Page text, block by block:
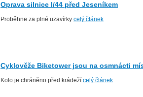
Oprava silnice I/44 před Jeseníkem
Proběhne za plné uzavírky celý článek
Cyklověže Biketower jsou na osmnácti
Kolo je chráněno před krádeží celý článek